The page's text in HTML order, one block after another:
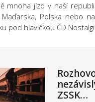
mnoha jízd v naší
Maďarska, Polska nebo
pod hlavičkou ČD
ZSSK…